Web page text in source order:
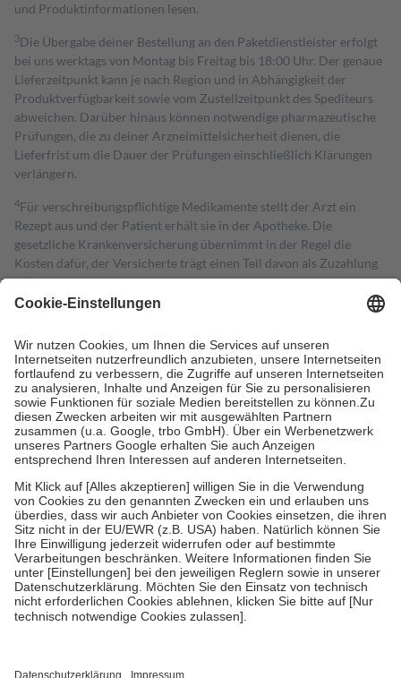
und Produktinformationen lesen.
3Die Übergabe deiner Bestellung an den Paketdienstleister erfolgt
bei uns werktags von Montag bis Freitag bis 18:00 Uhr. Der genaue
Lieferzeitpunkt kann je nach Region und in Abhängigkeit der
Produktverfügbarkeit sowie vom Zustellzeitpunkt des Spediteurs
abweichen. Darüber hinaus können notwendige pharmazeutische
Prüfungen, die zu deiner Arzneimittelsicherheit dienen, die
Lieferfrist um die Dauer der Prüfungen einschließlich Klärungen
verlängern.
4Für verschreibungspflichtige Medikamente stellt der Arzt ein
Rezept aus und der Patient erhält sie in der Apotheke. Die
gesetzliche Krankenversicherung übernimmt in der Regel die
Kosten dafür, der Versicherte trägt einen Teil davon als Zuzahlung
mit.
Grundsätzlich leisten Mitglieder Zuzahlungen in Höhe von zehn
höchstens zehn Euro.
Es sind jedoch nie mehr als die tatsächlichen
Kosten der Leistung zu entrichten.
Diese Regeln gelten grundsätzlich auch für Online-Apotheken.
Bei Heilmitteln und häuslicher Krankenpflege beträgt die
Zuzahlung zehn Prozent der Kosten sowie zehn Euro je
Verordnung.
Um das Engagement der Versicherten für ihre eigene Gesundheit zu
stärken und die besondere Stellung der Familie zu unterstützen,
fallenkeine Zuzahlungenan bei:
• Kindern und Jugendlichen bis zum vollendeten 18. Lebensjahr
mit Ausnahme der Fahrkosten
• Untersuchungen zur Vorsorge und Früherkennung, die von der
GKV getragen werden
• empfohlenen Schutzimpfungen
• Harn- und Blutteststreifen
getroffen, um sicherzustellen, dass es sich um echte Bewertungen